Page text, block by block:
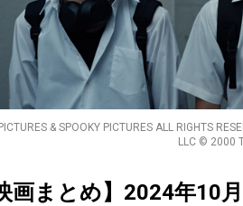
& SPOOKY PICTURES ALL RIGHTS
LLC © 2000
画まとめ】2024年10